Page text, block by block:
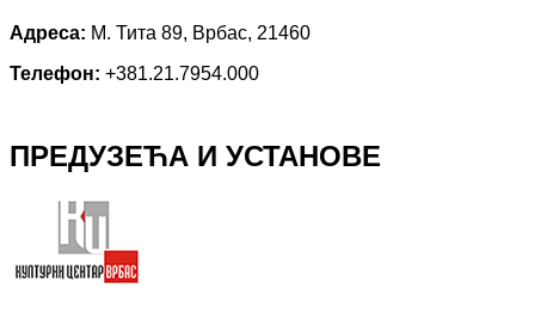
Адреса: М. Тита 89, Врбас, 21460
Телефон: +381.21.7954.000
ПРЕДУЗЕЋА И УСТАНОВЕ